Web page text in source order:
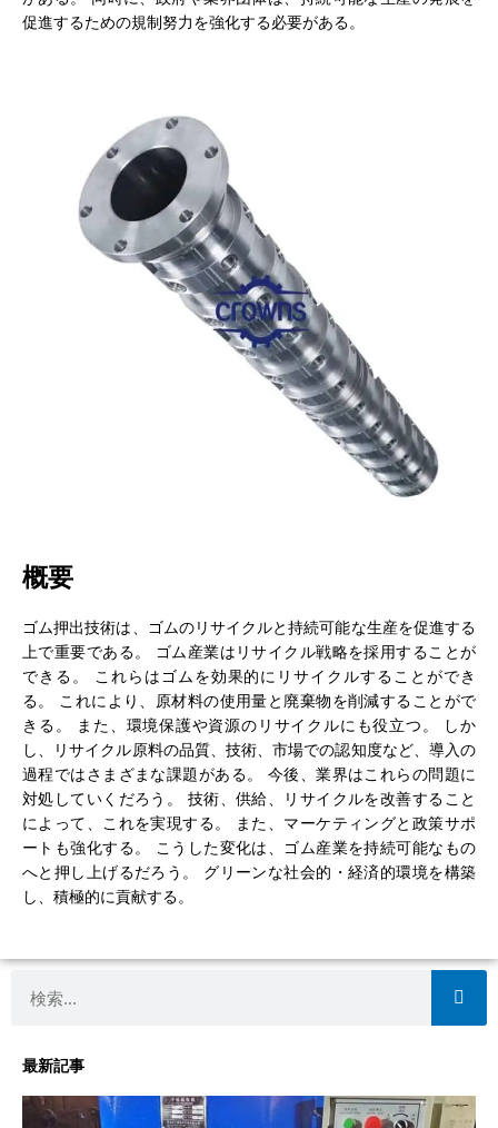
促進するための規制努力を強化する必要がある。
概要
ゴム押出技術は、ゴムのリサイクルと持続可能な生産を促進する
上で重要である。 ゴム産業はリサイクル戦略を採用することが
できる。 これらはゴムを効果的にリサイクルすることができ
る。 これにより、原材料の使用量と廃棄物を削減することがで
きる。 また、環境保護や資源のリサイクルにも役立つ。 しか
し、リサイクル原料の品質、技術、市場での認知度など、導入の
過程ではさまざまな課題がある。 今後、業界はこれらの問題に
対処していくだろう。 技術、供給、リサイクルを改善すること
によって、これを実現する。 また、マーケティングと政策サポ
ートも強化する。 こうした変化は、ゴム産業を持続可能なもの
へと押し上げるだろう。 グリーンな社会的・経済的環境を構築
し、積極的に貢献する。
最新記事